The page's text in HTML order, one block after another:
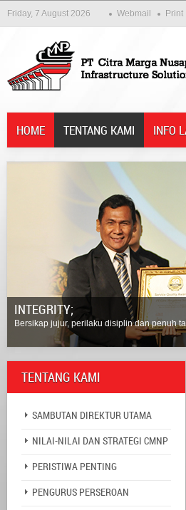
Friday, 7 August 2026 Webmail Print
HOME TENTANG KAMI INFO
Integrity;
Bersikap jujur, perilaku disiplin dan penuh
TENTANG KAMI
SAMBUTAN DIREKTUR UTAMA
NILAI-NILAI DAN STRATEGI CMNP
PERISTIWA PENTING
PENGURUS PERSEROAN